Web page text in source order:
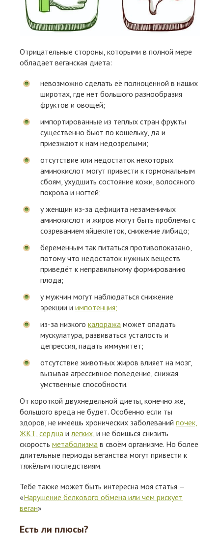
Отрицательные стороны, которыми в полной мере
обладает веганская диета:
невозможно сделать её полноценной в наших
широтах, где нет большого разнообразия
фруктов и овощей;
импортированные из теплых стран фрукты
существенно бьют по кошельку, да и
приезжают к нам недозрелыми;
отсутствие или недостаток некоторых
аминокислот могут привести к гормональным
сбоям, ухудшить состояние кожи, волосяного
покрова и ногтей;
у женщин из-за дефицита незаменимых
аминокислот и жиров могут быть проблемы с
созреванием яйцеклеток, снижение либидо;
беременным так питаться противопоказано,
потому что недостаток нужных веществ
приведёт к неправильному формированию
плода;
у мужчин могут наблюдаться снижение
эрекции и импотенция;
из-за низкого калоража может опадать
мускулатура, развиваться усталость и
депрессия, падать иммунитет;
отсутствие животных жиров влияет на мозг,
вызывая агрессивное поведение, снижая
умственные способности.
От короткой двухнедельной диеты, конечно же,
большого вреда не будет. Особенно если ты
здоров, не имеешь хронических заболеваний почек,
ЖКТ, сердца и лёгких, и не боишься снизить
скорость метаболизма в своём организме. Но более
длительные периоды веганства могут привести к
тяжёлым последствиям.
Тебе также может быть интересна моя статья —
«Нарушение белкового обмена или чем рискует
веган»
Есть ли плюсы?